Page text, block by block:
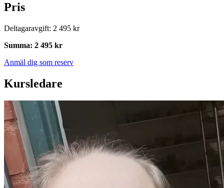
Pris
Deltagaravgift: 2 495 kr
Summa: 2 495 kr
Anmäl dig som reserv
Kursledare